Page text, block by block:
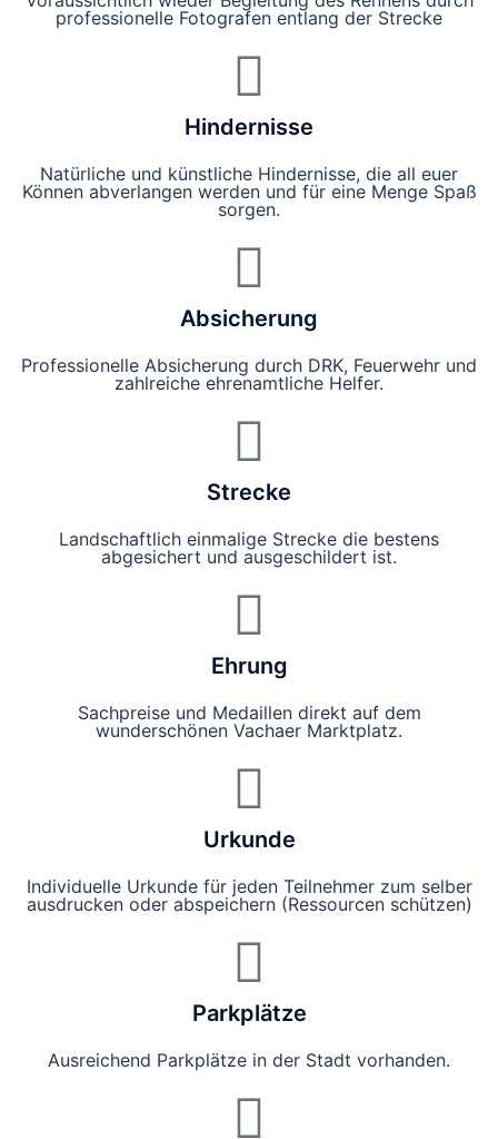
professionelle Fotografen entlang der Strecke
Hindernisse
Natürliche und künstliche Hindernisse, die all euer
Können abverlangen werden und für eine Menge Spaß
sorgen.
Absicherung
Professionelle Absicherung durch DRK, Feuerwehr und
zahlreiche ehrenamtliche Helfer.
Strecke
Landschaftlich einmalige Strecke die bestens
abgesichert und ausgeschildert ist.
Ehrung
Sachpreise und Medaillen direkt auf dem
wunderschönen Vachaer Marktplatz.
Urkunde
Individuelle Urkunde für jeden Teilnehmer zum selber
ausdrucken oder abspeichern (Ressourcen schützen)
Parkplätze
Ausreichend Parkplätze in der Stadt vorhanden.